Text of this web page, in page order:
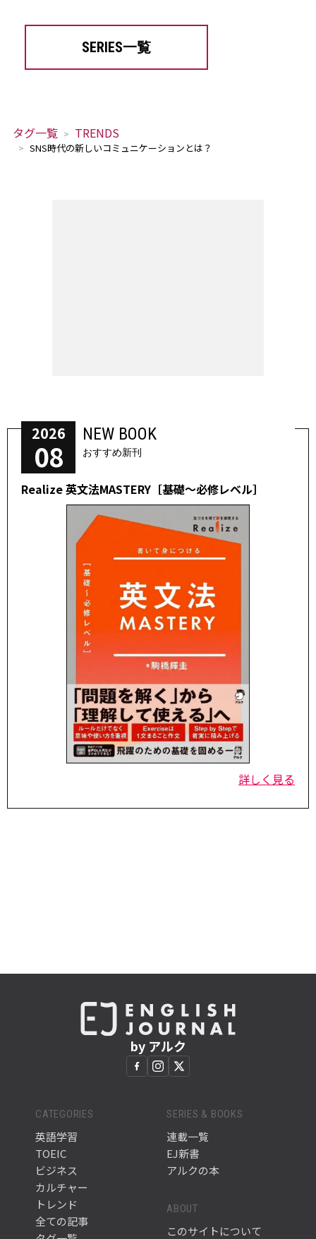
SERIES一覧
タグ一覧 TRENDS
SNS時代の新しいコミュニケーションとは？
2026
08
NEW BOOK
おすすめ新刊
Realize 英文法MASTERY［基礎～必修レベル］
詳しく見る
by アルク
CATEGORIES
英語学習
TOEIC
ビジネス
カルチャー
トレンド
全ての記事
SERIES & BOOKS
連載一覧
EJ新書
アルクの本
ABOUT
このサイトについて